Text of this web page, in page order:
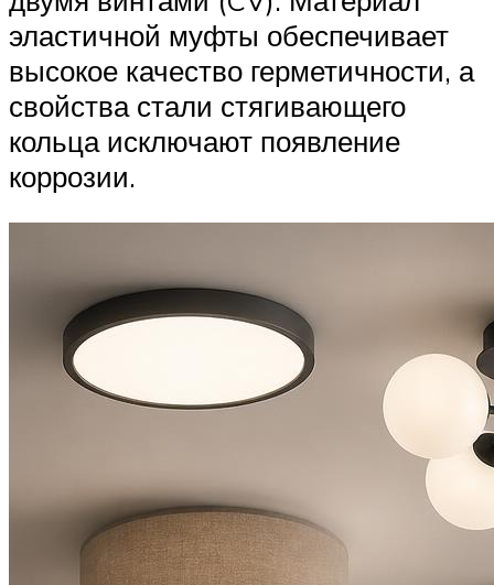
эластичной муфты обеспечивает
высокое качество герметичности, а
свойства стали стягивающего
кольца исключают появление
коррозии.